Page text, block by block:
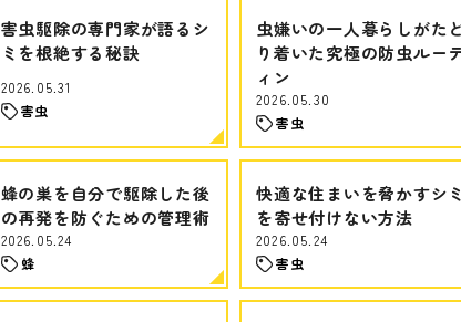
害虫駆除の専門家が語るシ
ミを根絶する秘訣
2026.05.31
害虫
虫嫌いの一人暮らしがた
り着いた究極の防虫ルー
ィン
2026.05.30
害虫
蜂の巣を自分で駆除した後
の再発を防ぐための管理術
2026.05.24
蜂
快適な住まいを脅かすシミ
を寄せ付けない方法
2026.05.24
害虫